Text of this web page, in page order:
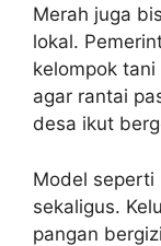
Merah juga
lokal.
kelompok
agar rantai
desa ikut
Model
sekaligus.
pangan